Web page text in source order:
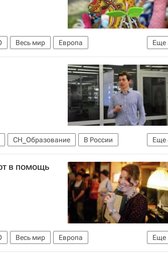
Еще
Весь мир
Европа
вопросы Россия
Еще
СН_Образование
В России
в помощь
Еще
Весь мир
Европа
Детские вопросы Россия